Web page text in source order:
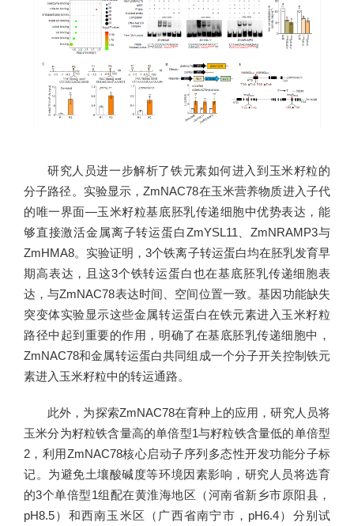
研究人员进一步解析了铁元素如何进入到玉米籽粒的
分子路径。实验显示，ZmNAC78在玉米营养物质进入子代
的唯一界面—玉米籽粒基底胚乳传递细胞中优势表达，能
够直接激活金属离子转运蛋白ZmYSL11、ZmNRAMP3与
ZmHMA8。实验证明，3个铁离子转运蛋白均在胚乳发育早
期高表达，且这3个铁转运蛋白也在基底胚乳传递细胞表
达，与ZmNAC78表达时间、空间位置一致。基因功能缺失
突变体实验显示这些金属转运蛋白在铁元素进入玉米籽粒
路径中起到重要的作用，明确了在基底胚乳传递细胞中，
ZmNAC78和金属转运蛋白共同组成一个分子开关控制铁元
素进入玉米籽粒中的转运通路。
此外，为探索ZmNAC78在育种上的应用，研究人员将
玉米分为籽粒铁含量高的单倍型1与籽粒铁含量低的单倍型
2，利用ZmNAC78核心启动子序列多态性开发功能分子标
记。为避免土壤酸碱度等环境因素影响，研究人员将选育
的3个单倍型1组配在黄淮海地区（河南省新乡市原阳县，
pH8.5）和西南玉米区（广西省南宁市，pH6.4）分别试